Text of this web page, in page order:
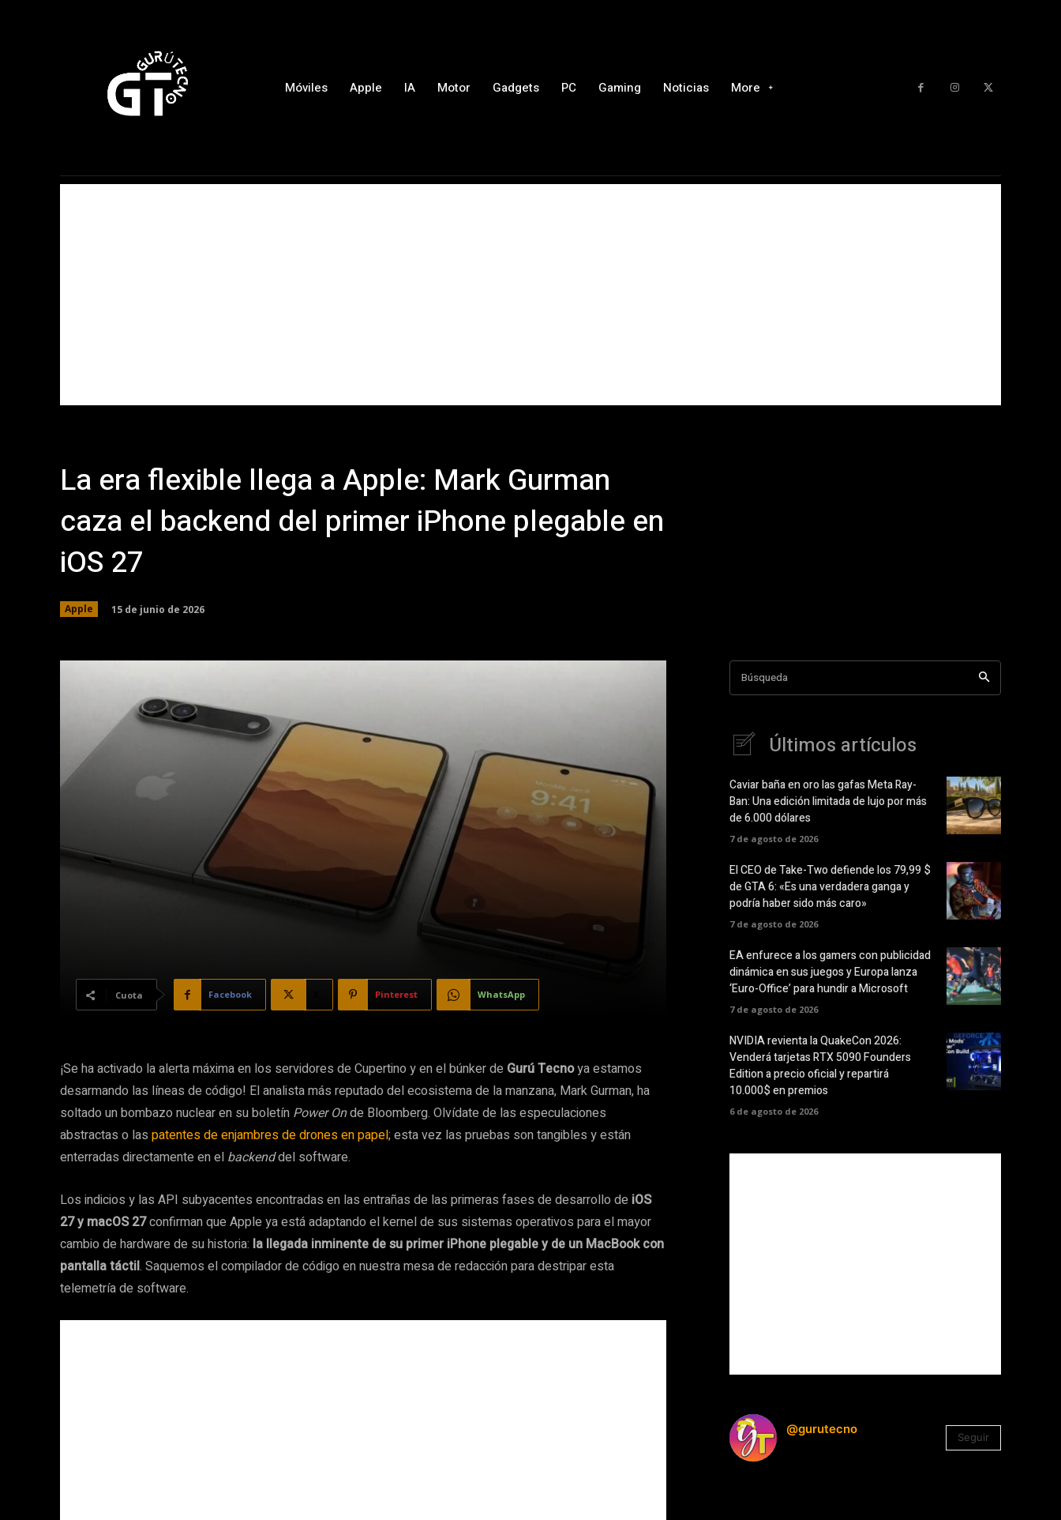
Móviles Apple IA Motor Gadgets PC Gaming Noticias More
La era flexible llega a Apple: Mark Gurman
caza el backend del primer iPhone plegable en
iOS 27
Apple 15 de junio de 2026
Cuota Facebook Pinterest WhatsApp
¡Se ha activado la alerta máxima en los servidores de Cupertino y en el búnker de Gurú Tecnoya estamos
desarmando las líneas de código! El analista más reputado del ecosistema de la manzana, Mark Gurman, ha
soltado un bombazo nuclear en su boletín Power Onde Bloomberg. Olvídate de las especulaciones
abstractas o las patentes de enjambres de drones en papel; esta vez las pruebas son tangibles y están
enterradas directamente en el backenddel software.
Los indicios y las API subyacentes encontradas en las entrañas de las primeras fases de desarrollo de iOS
27 y macOS 27confirman que Apple ya está adaptando el kernel de sus sistemas operativos para el mayor
cambio de hardware de su historia: la llegada inminente de su primer iPhone plegable y de un MacBook con
pantalla táctil. Saquemos el compilador de código en nuestra mesa de redacción para destripar esta
telemetría de software.
Búsqueda
Últimos artículos
Caviar baña en oro las gafas Meta Ray-
Ban: Una edición limitada de lujo por más
de 6.000 dólares
7 de agosto de 2026
El CEO de Take-Two defiende los 79,99 $
de GTA 6: «Es una verdadera ganga y
podría haber sido más caro»
7 de agosto de 2026
EA enfurece a los gamers con publicidad
dinámica en sus juegos y Europa lanza
‘Euro-Office’ para hundir a Microsoft
7 de agosto de 2026
NVIDIA revienta la QuakeCon 2026:
Venderá tarjetas RTX 5090 Founders
Edition a precio oficial y repartirá
10.000$ en premios
6 de agosto de 2026
@gurutecno
Seguir